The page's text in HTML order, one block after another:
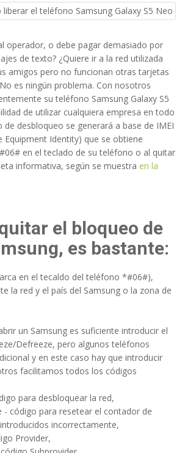
operador, o debe pagar demasiado por
de texto? ¿Quiere ir a la red utilizada
amigos pero no funcionan otras tarjetas
es ningún problema. Con nosotros
su teléfono Samsung Galaxy S5
de utilizar cualquiera empresa en todo
de desbloqueo se generará a base de IMEI
Equipment Identity) que se obtiene
en el teclado de su teléfono o al quitar
informativa, según se muestra en la
el bloqueo de
es bastante:
en el tecaldo del teléfono *#06#),
la red y el país del Samsung o la zona de
un Samsung es suficiente introducir el
Defreeze, pero algunos teléfonos
y en este caso hay que introducir
facilitamos todos los códigos
para desbloquear la red,
- código para resetear el contador de
incorrectamente,
Provider,